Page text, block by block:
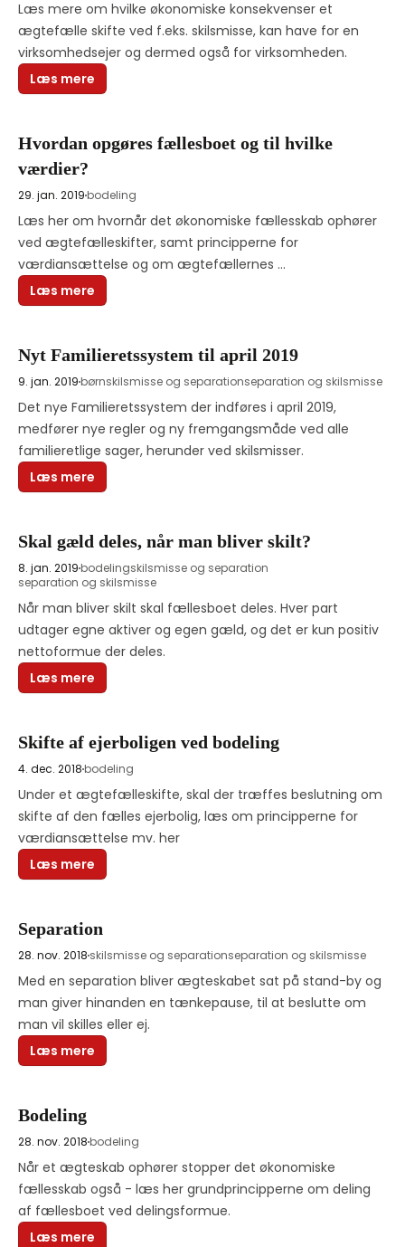
Læs mere om hvilke økonomiske konsekvenser et
ægtefælle skifte ved f.eks. skilsmisse, kan have for en
virksomhedsejer og dermed også for virksomheden.
Læs mere
Hvordan opgøres fællesboet og til hvilke
værdier?
29. jan. 2019 bodeling
Læs her om hvornår det økonomiske fællesskab ophører
ved ægtefælleskifter, samt principperne for
værdiansættelse og om ægtefællernes
aftalemuligheder.
Læs mere
Nyt Familieretssystem til april 2019
9. jan. 2019 børnskilsmisse og separationseparation og skilsmisse
Det nye Familieretssystem der indføres i april 2019,
medfører nye regler og ny fremgangsmåde ved alle
Læs mere
Skal gæld deles, når man bliver skilt?
8. jan. 2019 bodelingskilsmisse og separation
separation og skilsmisse
Når man bliver skilt skal fællesboet deles. Hver part
udtager egne aktiver og egen gæld, og det er kun positiv
nettoformue der deles.
Læs mere
Skifte af ejerboligen ved bodeling
4. dec. 2018 bodeling
Under et ægtefælleskifte, skal der træffes beslutning om
skifte af den fælles ejerbolig, læs om principperne for
værdiansættelse mv. her
Læs mere
Separation
28. nov. 2018 skilsmisse og separationseparation og skilsmisse
Med en separation bliver ægteskabet sat på stand-by og
man giver hinanden en tænkepause, til at beslutte om
Læs mere
Bodeling
28. nov. 2018 bodeling
Når et ægteskab ophører stopper det økonomiske
fællesskab også - læs her grundprincipperne om deling
Læs mere